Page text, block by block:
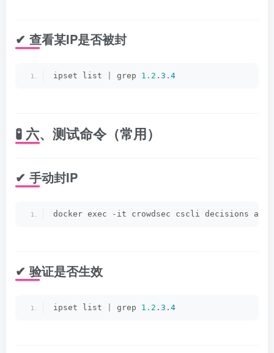
✔ 查看某IP是否被封
ipset list grep 1.2 . 3 . 4
🧪 六、测试命令（常用）
✔ 手动封IP
docker exec -it crowdsec cscli decisions
✔ 验证是否生效
ipset list grep 1.2 . 3 . 4